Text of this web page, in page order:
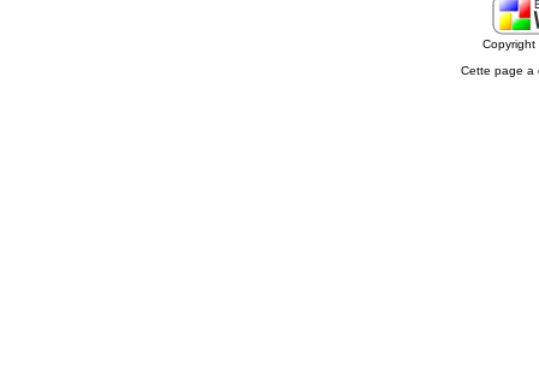
Cette page a